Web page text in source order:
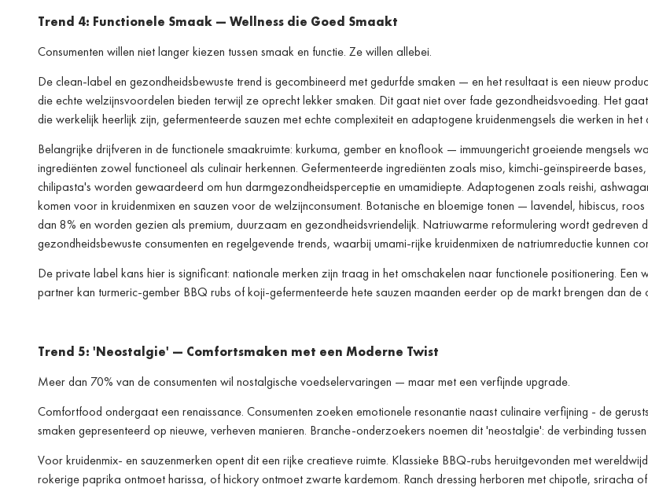
Trend 4: Functionele Smaak — Wellness die Goed Smaakt
Consumenten willen niet langer kiezen tussen smaak en functie. Ze willen allebei.
De clean-label en gezondheidsbewuste trend is gecombineerd met gedurfde smaken — en het resultaat is een nieuw
die echte welzijnsvoordelen bieden terwijl ze oprecht lekker smaken. Dit gaat niet over fade gezondheidsvoeding. Het
die werkelijk heerlijk zijn, gefermenteerde sauzen met echte complexiteit en adaptogene kruidenmengsels die werken in het
Belangrijke drijfveren in de functionele smaakruimte: kurkuma, gember en knoflook — immuungericht groeiende mengsels
ingrediënten zowel functioneel als culinair herkennen. Gefermenteerde ingrediënten zoals miso, kimchi-geïnspireerde
chilipasta's worden gewaardeerd om hun darmgezondheidsperceptie en umamidiepte. Adapto­genen zoals reishi,
komen voor in kruidenmixen en sauzen voor de welzijnconsument. Botanische en bloemige tonen — lavendel, hibiscus,
dan 8% en worden gezien als premium, duurzaam en gezondheids­vriendelijk. Natriuwarme reformulering wordt gedreven
gezondheidsbewuste consumenten en regelgevende trends, waarbij umami-rijke kruidenmixen de natriumreductie kunnen
De private label kans hier is significant: nationale merken zijn traag in het omschakelen naar functionele positionering. Een
partner kan turmeric-gember BBQ rubs of koji-gefermenteerde hete sauzen maanden eerder op de markt brengen dan de
Trend 5: 'Neostalgie' — Comfortsmaken met een Moderne Twist
Meer dan 70% van de consumenten wil nostalgische voedselervaringen — maar met een verfijnde upgrade.
Comfortfood ondergaat een renaissance. Consumenten zoeken emotionele resonantie naast culinaire verfijning - de
smaken gepresenteerd op nieuwe, verheven manieren. Branche-onderzoekers noemen dit 'neostalgie': de verbinding
Voor kruidenmix- en sauzenmerken opent dit een rijke creatieve ruimte. Klassieke BBQ-rubs heruitgevonden met
rokerige paprika ontmoet harissa, of hickory ontmoet zwarte kardemom. Ranch dressing herboren met chipotle, sriracha